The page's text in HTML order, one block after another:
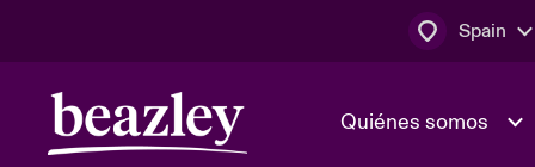
Spain
Quiénes somos